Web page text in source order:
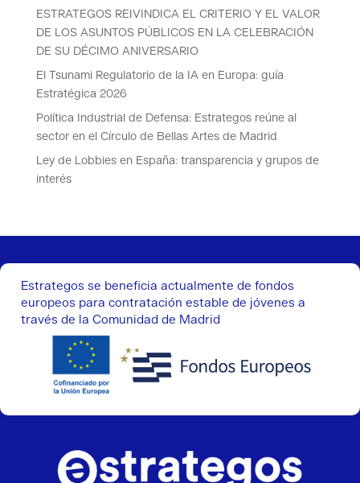
ESTRATEGOS REIVINDICA EL CRITERIO Y EL VALOR
DE LOS ASUNTOS PÚBLICOS EN LA CELEBRACIÓN
DE SU DÉCIMO ANIVERSARIO
El Tsunami Regulatorio de la IA en Europa: guía
Estratégica 2026
Política Industrial de Defensa: Estrategos reúne al
sector en el Círculo de Bellas Artes de Madrid
Ley de Lobbies en España: transparencia y grupos de
interés
Estrategos se beneficia actualmente de fondos
europeos para contratación estable de jóvenes a
través de la Comunidad de Madrid